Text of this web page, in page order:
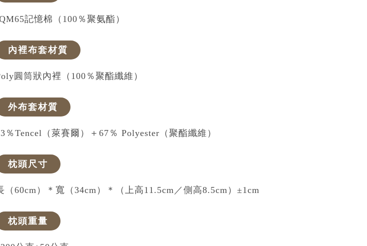
Lyocell(天絲)枕套
強力度高/材質光滑/色澤穩定/透氣度更好/持久柔軟/環保生產流程。
枕心材質
IQM65記憶棉（100％聚氨酯）
內裡布套材質
Poly圓筒狀內裡（100％聚酯纖維）
外布套材質
33％Tencel（萊賽爾）＋67％ Polyester（聚酯纖維）
枕頭尺寸